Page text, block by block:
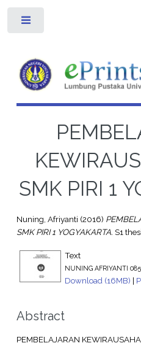
SMK PIRI 1
Nuning, Afriyanti (2016)
SMK PIRI 1 YOGYAKARTA. S1
Text
NUNING AFRIYANTI
Download (16MB) |
Abstract
PEMBELAJARAN